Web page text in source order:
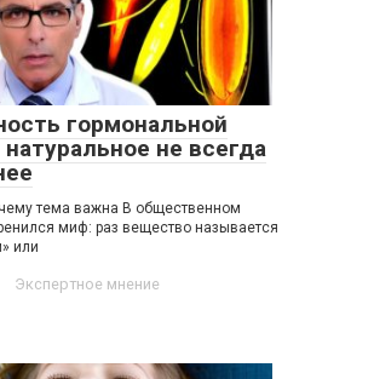
гормональной
не всегда
тема важна В общественном
миф: раз вещество называется
или
Экспертное мнение